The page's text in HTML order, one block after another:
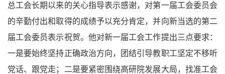
总工会长期以来的关心指导表示感谢，对第一届工会委员会
的辛勤付出和取得的成绩予以充分肯定，并向新当选的第二
届工会委员表示祝贺。他对新一届工会工作提出三点要求：
一是要始终坚持正确政治方向，团结引导教职工坚定不移听
党话、跟党走；二是要紧密围绕高研院发展大局，找准工会